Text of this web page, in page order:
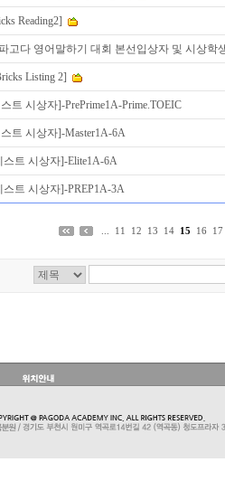
Reading2]
고다 영어말하기 대회 본선입상자 및 시상학
Listing 2]
트 시상자]-PrePrime1A-Prime.TOEIC
트 시상자]-Master1A-6A
스트 시상자]-Elite1A-6A
스트 시상자]-PREP1A-3A
... 11 12 13 14 15 16 17